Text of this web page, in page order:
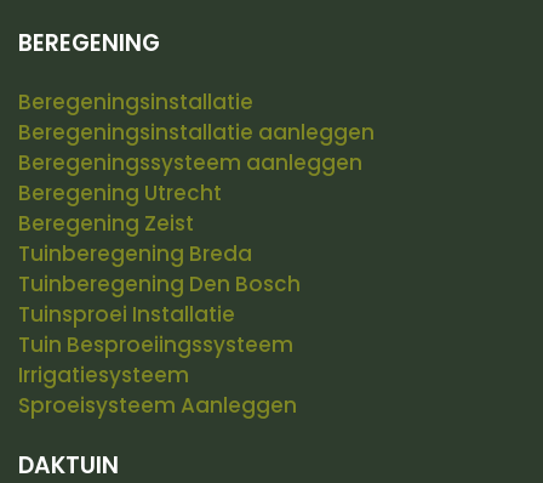
BEREGENING
Beregeningsinstallatie
Beregeningsinstallatie aanleggen
Beregeningssysteem aanleggen
Beregening Utrecht
Beregening Zeist
Tuinberegening Breda
Tuinberegening Den Bosch
Tuinsproei Installatie
Tuin Besproeiingssysteem
Irrigatiesysteem
Sproeisysteem Aanleggen
DAKTUIN